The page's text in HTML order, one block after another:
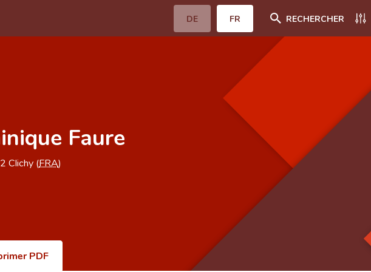
DE FR RECHERCHER
Faure
Clichy (FRA)
PDF